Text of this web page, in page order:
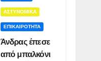
ΑΣΤΥΝΟΜΙΚΑ
ΕΠΙΚΑΙΡΟΤΗΤΑ
Άνδρας έπεσε
από μπαλκόνι